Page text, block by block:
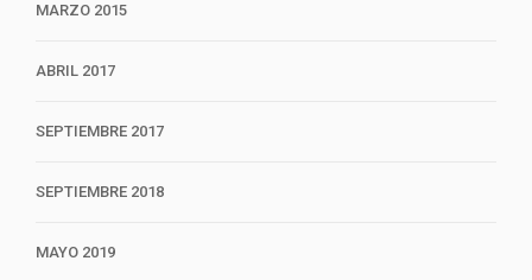
MARZO 2015
ABRIL 2017
SEPTIEMBRE 2017
SEPTIEMBRE 2018
MAYO 2019